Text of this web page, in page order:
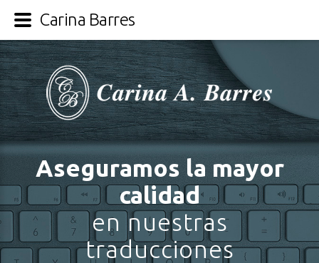
Aseguramos la mayor
calidad
en nuestras
traducciones
Carina Barres